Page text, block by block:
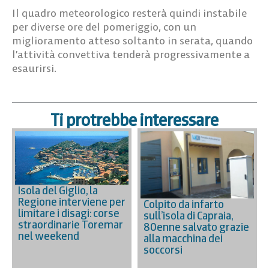
Il quadro meteorologico resterà quindi instabile
per diverse ore del pomeriggio, con un
miglioramento atteso soltanto in serata, quando
l’attività convettiva tenderà progressivamente a
esaurirsi.
Ti protrebbe interessare
Isola del Giglio, la
Regione interviene per
limitare i disagi: corse
straordinarie Toremar
nel weekend
Colpito da infarto
sull’isola di Capraia,
80enne salvato grazie
alla macchina dei
soccorsi